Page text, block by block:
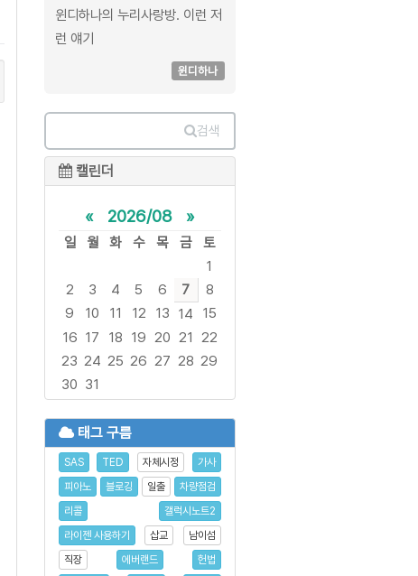
윈디하나의 누리사랑방. 이런 저
런 얘기
윈디하나
검색
캘린더
« 2026/08 »
일 월 화 수 목 금
토
1
2
3 4 5 6 7
8
9
10 11 12 13 14
15
16 17 18 19 20 21
22
23 24 25 26 27 28 29
30 31
태그 구름
SAS TED 자체시정
가사
피아노
블로깅 일출
차량점검
리콜
갤럭시노트2
라이젠 사용하기
삽교
남이섬
직장
에버랜드
헌법